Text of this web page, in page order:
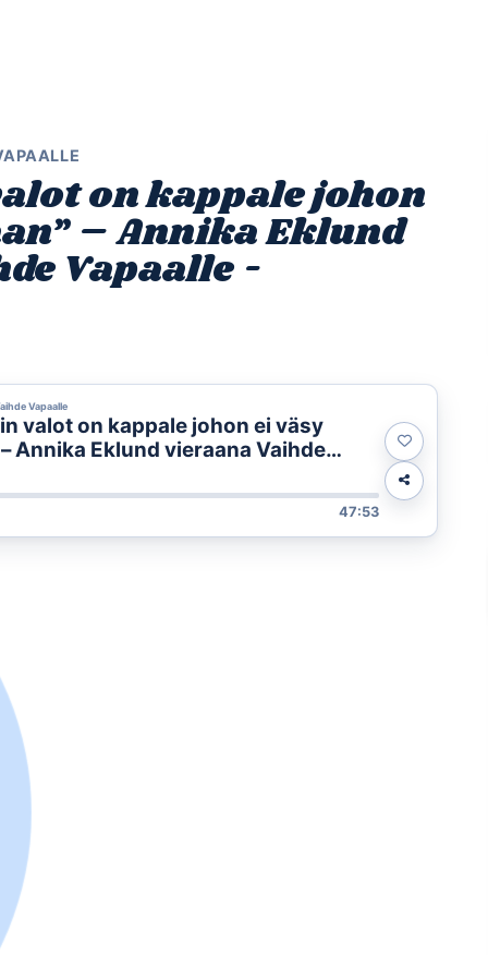
on kappale johon
– Annika Eklund
Vapaalle -
Vapaalle
valot on kappale johon ei väsy
Annika Eklund vieraana Vaihde
47:53